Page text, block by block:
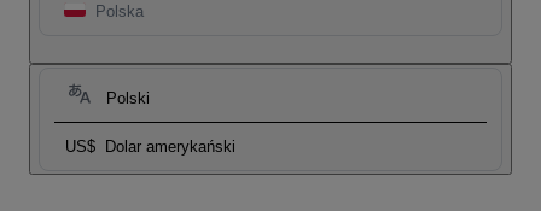
Polska
Polski
US$ Dolar amerykański